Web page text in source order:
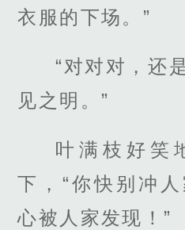
衣服的下场。”
“对对对，还
见之明。”
叶满枝好笑
下，“你快别冲
心被人家发现！”